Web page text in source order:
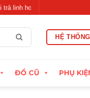
trong vòng 15 ngày đầu
HỆ
ĐỒ CŨ PHỤ